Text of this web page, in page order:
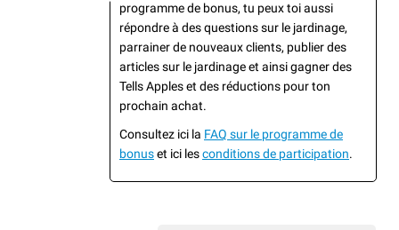
programme de bonus, tu peux toi aussi
répondre à des questions sur le jardinage,
parrainer de nouveaux clients, publier des
articles sur le jardinage et ainsi gagner des
Tells Apples et des réductions pour ton
prochain achat.
Consultez ici la FAQ sur le programme de
bonuset ici lesconditions de participation.